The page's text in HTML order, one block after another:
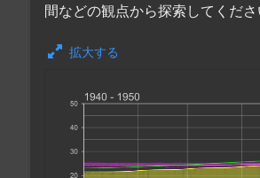
間などの観点から探索してくださ
拡大する